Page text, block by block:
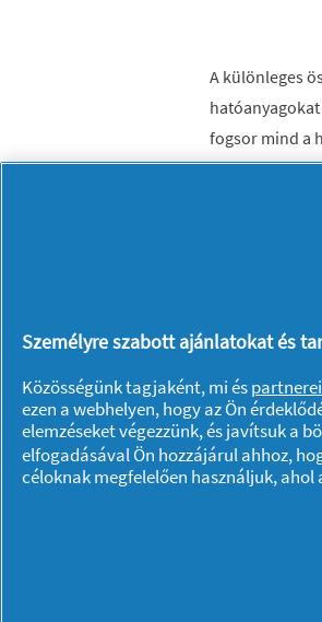
A különleges
fogsor mind a
finom, puha
Rólunk P & G
Rólunk
A pg.com
Személyre szabott ajánlatokat és
Közösségünk tagjaként, mi és
ezen a webhelyen, hogy az Ön
elemzéseket végezzünk, és javítsuk a
elfogadásával Ön hozzájárul ahhoz,
céloknak megfelelően használjuk,